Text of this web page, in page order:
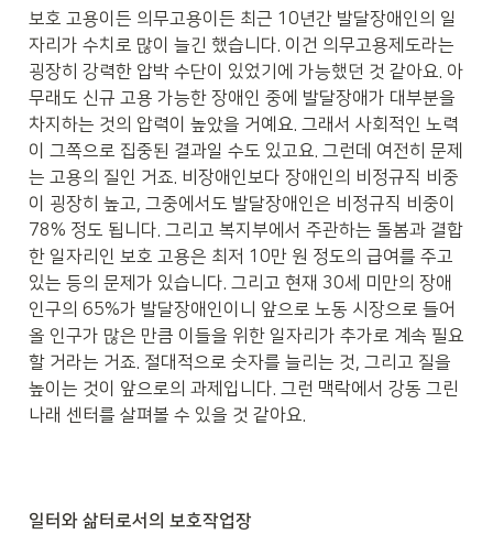
보호 고용이든 의무고용이든 최근 10년간 발달장애인의 일
자리가 수치로 많이 늘긴 했습니다. 이건 의무고용제도라는
굉장히 강력한 압박 수단이 있었기에 가능했던 것 같아요. 아
무래도 신규 고용 가능한 장애인 중에 발달장애가 대부분을
차지하는 것의 압력이 높았을 거예요. 그래서 사회적인 노력
이 그쪽으로 집중된 결과일 수도 있고요. 그런데 여전히 문제
는 고용의 질인 거죠. 비장애인보다 장애인의 비정규직 비중
이 굉장히 높고, 그중에서도 발달장애인은 비정규직 비중이
78% 정도 됩니다. 그리고 복지부에서 주관하는 돌봄과 결합
한 일자리인 보호 고용은 최저 10만 원 정도의 급여를 주고
있는 등의 문제가 있습니다. 그리고 현재 30세 미만의 장애
인구의 65%가 발달장애인이니 앞으로 노동 시장으로 들어
올 인구가 많은 만큼 이들을 위한 일자리가 추가로 계속 필요
할 거라는 거죠. 절대적으로 숫자를 늘리는 것, 그리고 질을
높이는 것이 앞으로의 과제입니다. 그런 맥락에서 강동 그린
나래 센터를 살펴볼 수 있을 것 같아요.
일터와 삶터로서의 보호작업장